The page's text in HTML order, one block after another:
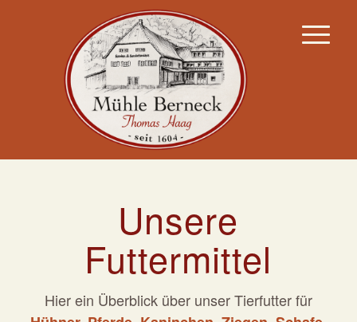
Unsere
Futtermittel
Hier ein Überblick über unser Tierfutter für